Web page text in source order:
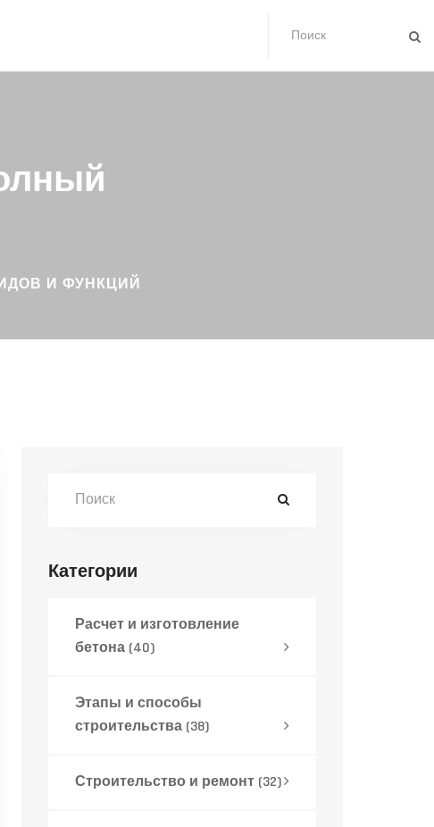
И ФУНКЦИЙ
Категории
Расчет и изготовление
бетона (40)
Этапы и способы
строительства (38)
Строительство и ремонт (32)